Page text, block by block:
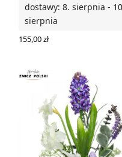
dostawy: 8. sierpnia -
sierpnia
155,00zł